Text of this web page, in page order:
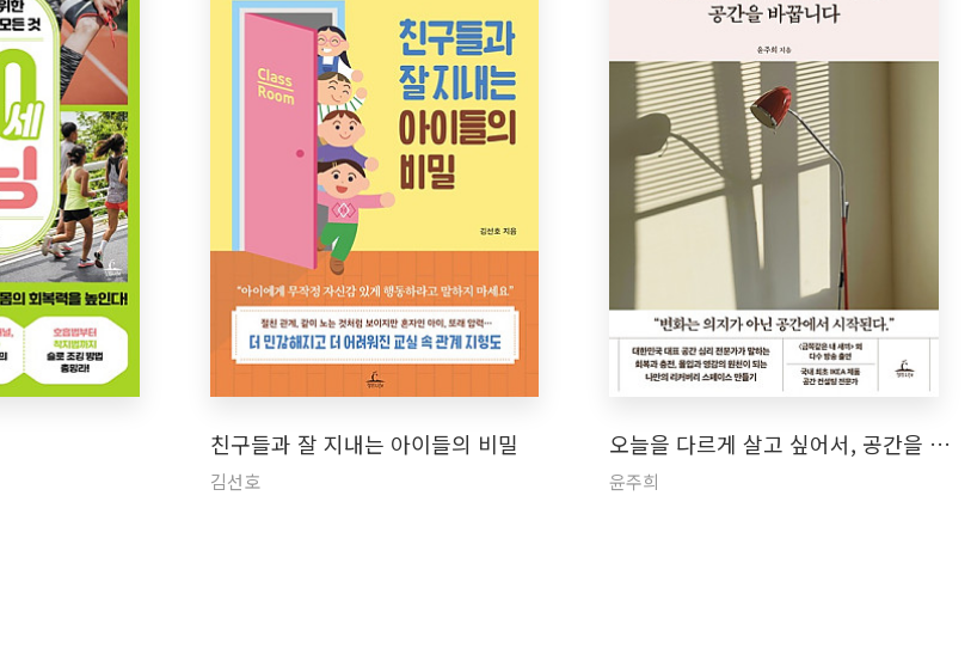
친구들과 잘 지내는 아이들의 비밀
김선호
오늘을 다르게 살고 싶어서, 공간을 …
윤주희